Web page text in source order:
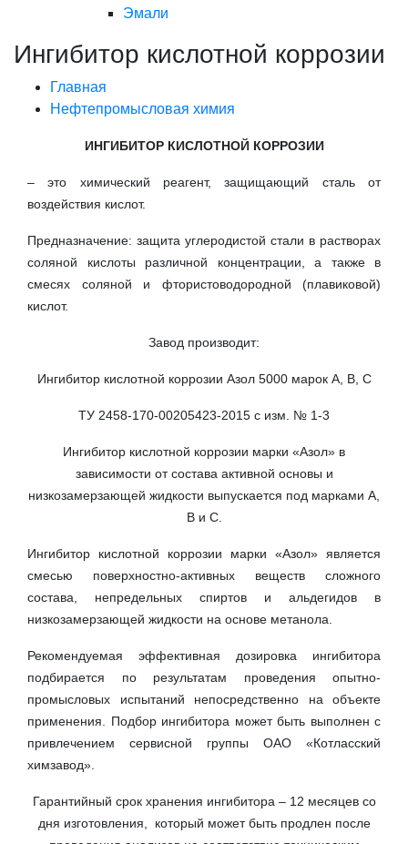
Эмали
Ингибитор кислотной коррозии
Главная
Нефтепромысловая химия
ИНГИБИТОР КИСЛОТНОЙ КОРРОЗИИ
– это химический реагент, защищающий сталь от
воздействия кислот.
Предназначение: защита углеродистой стали в растворах
соляной кислоты различной концентрации, а также в
смесях соляной и фтористоводородной (плавиковой)
кислот.
Завод производит:
Ингибитор кислотной коррозии Азол 5000 марок А, В, С
ТУ 2458-170-00205423-2015 с изм. № 1-3
Ингибитор кислотной коррозии марки «Азол» в
зависимости от состава активной основы и
низкозамерзающей жидкости выпускается под марками А,
В и С.
Ингибитор кислотной коррозии марки «Азол» является
смесью поверхностно-активных веществ сложного
состава, непредельных спиртов и альдегидов в
низкозамерзающей жидкости на основе метанола.
Рекомендуемая эффективная дозировка ингибитора
подбирается по результатам проведения опытно-
промысловых испытаний непосредственно на объекте
применения. Подбор ингибитора может быть выполнен с
привлечением сервисной группы ОАО «Котласский
химзавод».
Гарантийный срок хранения ингибитора – 12 месяцев со
дня изготовления, который может быть продлен после